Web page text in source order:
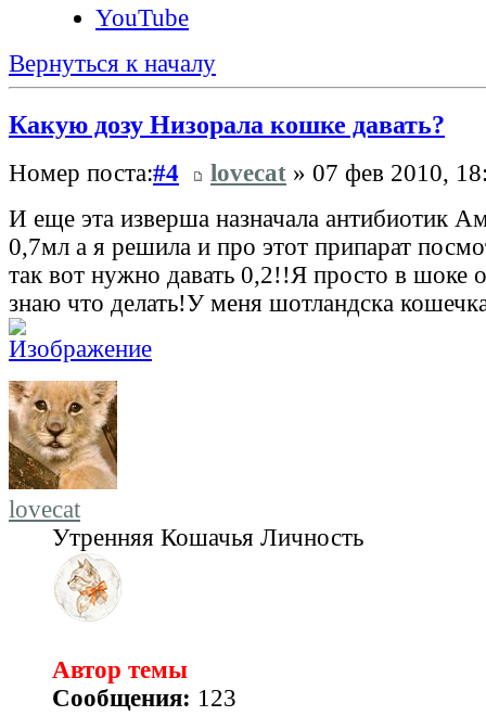
YouTube
Вернуться к началу
Какую дозу Низорала кошке давать?
Номер поста:#4 lovecat » 07 фев 2010,
И еще эта изверша назначала антибиотик
0,7мл а я решила и про этот припарат
так вот нужно давать 0,2!!Я просто в шоке
знаю что делать!У меня шотландска
lovecat
Утренняя Кошачья Личность
Автор темы
Сообщения: 123